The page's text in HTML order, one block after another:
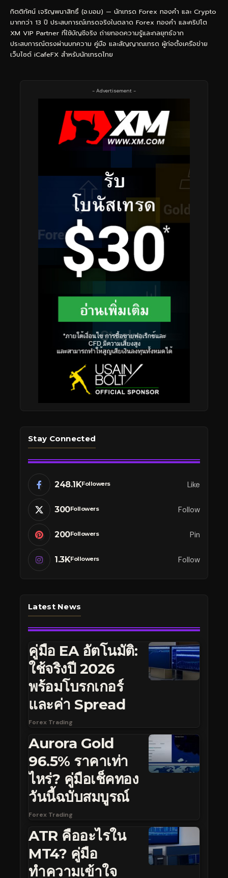
กิตติทัศน์ เจริญพนาสิทธิ์ (อ.บอม) — นักเทรด Forex ทองคำ และ Crypto
มากกว่า 13 ปี ประสบการณ์เทรดจริงในตลาด Forex ทองคำ และคริปโต
XM VIP Partner ที่ใช้บัญชีจริง ถ่ายทอดความรู้และกลยุทธ์จาก
ประสบการณ์ตรงผ่านบทความ คู่มือ และสัญญาณเทรด ผู้ก่อตั้งเครือข่าย
เว็บไซต์ iCafeFX สำหรับนักเทรดไทย
- Advertisement -
Stay Connected
248.1KFollowers Like
300Followers Follow
200Followers Pin
1.3KFollowers Follow
Latest News
คู่มือ EA อัตโนมัติ:
ใช้จริงปี 2026
พร้อมโบรกเกอร์
และค่า Spread
Forex Trading
Aurora Gold
96.5% ราคาเท่า
ไหร่? คู่มือเช็คทอง
วันนี้ฉบับสมบูรณ์
Forex Trading
ATR คืออะไรใน
MT4? คู่มือ
ทำความเข้าใจ